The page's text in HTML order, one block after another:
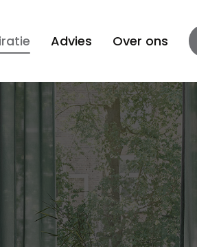
Advies Over ons